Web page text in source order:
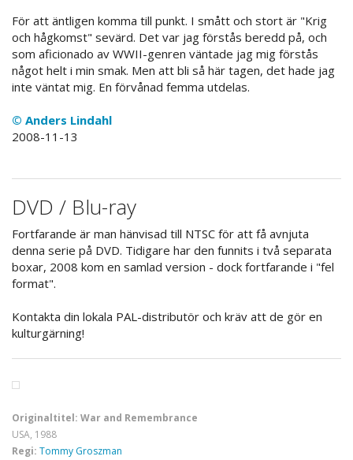
För att äntligen komma till punkt. I smått och stort är "Krig
och hågkomst" sevärd. Det var jag förstås beredd på, och
som aficionado av WWII-genren väntade jag mig förstås
något helt i min smak. Men att bli så här tagen, det hade jag
inte väntat mig. En förvånad femma utdelas.
© Anders Lindahl
2008-11-13
DVD / Blu-ray
Fortfarande är man hänvisad till NTSC för att få avnjuta
denna serie på DVD. Tidigare har den funnits i två separata
boxar, 2008 kom en samlad version - dock fortfarande i "fel
format".
Kontakta din lokala PAL-distributör och kräv att de gör en
kulturgärning!
Originaltitel: War and Remembrance
USA, 1988
Regi: Tommy Groszman